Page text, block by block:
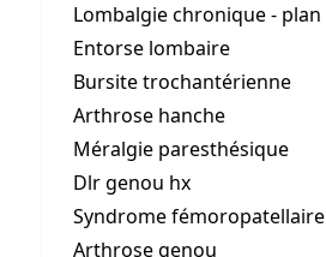
Lombalgie chronique - plan
Entorse lombaire
Bursite trochantérienne
Arthrose hanche
Méralgie paresthésique
Dlr genou hx
Syndrome fémoropatellaire
Arthrose genou